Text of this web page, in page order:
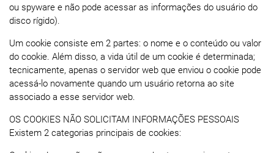
ou spyware e não pode acessar as informações do usuário do
disco rígido).
Um cookie consiste em 2 partes: o nome e o conteúdo ou valor
do cookie. Além disso, a vida útil de um cookie é determinada;
tecnicamente, apenas o servidor web que enviou o cookie pode
acessá-lo novamente quando um usuário retorna ao site
associado a esse servidor web.
OS COOKIES NÃO SOLICITAM INFORMAÇÕES PESSOAIS
Existem 2 categorias principais de cookies: